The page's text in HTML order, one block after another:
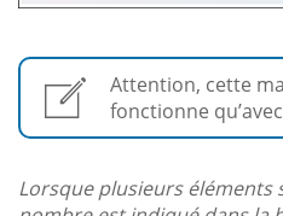
Attention, cette
fonctionne
Lorsque plusieurs éléments